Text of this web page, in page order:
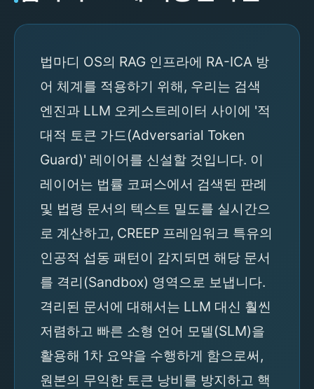
법마디 OS의 RAG 인프라에 RA-ICA 방
어 체계를 적용하기 위해, 우리는 검색
엔진과 LLM 오케스트레이터 사이에 '적
대적 토큰 가드(Adversarial Token
Guard)' 레이어를 신설할 것입니다. 이
레이어는 법률 코퍼스에서 검색된 판례
및 법령 문서의 텍스트 밀도를 실시간으
로 계산하고, CREEP 프레임워크 특유의
인공적 섭동 패턴이 감지되면 해당 문서
를 격리(Sandbox) 영역으로 보냅니다.
격리된 문서에 대해서는 LLM 대신 훨씬
저렴하고 빠른 소형 언어 모델(SLM)을
활용해 1차 요약을 수행하게 함으로써,
원본의 무익한 토큰 낭비를 방지하고 핵